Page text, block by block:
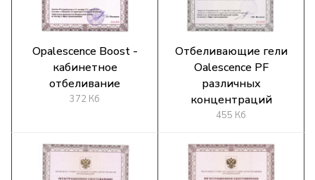
Opalescence Boost -
кабинетное
отбеливание
372 Кб
Отбеливающие гели
Oalescence PF
различных
концентраций
455 Кб